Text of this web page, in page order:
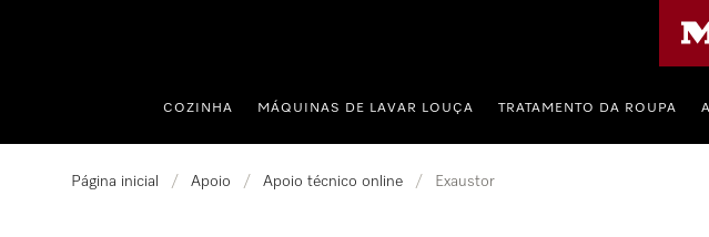
COZINHA MÁQUINAS DE LAVAR LOUÇA TRATAMENTO DA ROUPA
Página inicial / Apoio / Apoio técnico online / Exaustor